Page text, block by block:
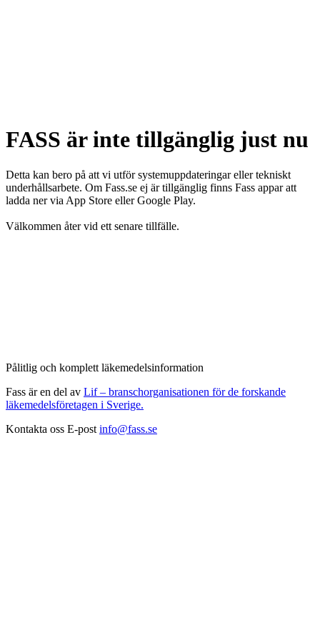
FASS är inte tillgänglig just nu
Detta kan bero på att vi utför systemuppdateringar eller tekniskt
underhållsarbete. Om Fass.se ej är tillgänglig finns Fass appar att
ladda ner via App Store eller Google Play.
Välkommen åter vid ett senare tillfälle.
Pålitlig och komplett läkemedelsinformation
Fass är en del av Lif – branschorganisationen för de forskande
läkemedelsföretagen i Sverige.
Kontakta oss E-post info@fass.se